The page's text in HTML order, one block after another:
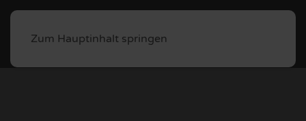
Zum Hauptinhalt springen